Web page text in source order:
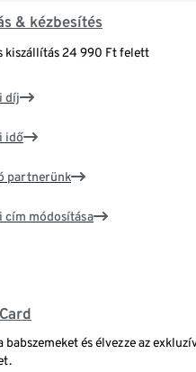
& kézbesítés
kiszállítás 24 990 Ft felett
díj
idő
partnerünk
cím módosítása
babszemeket és élvezze az